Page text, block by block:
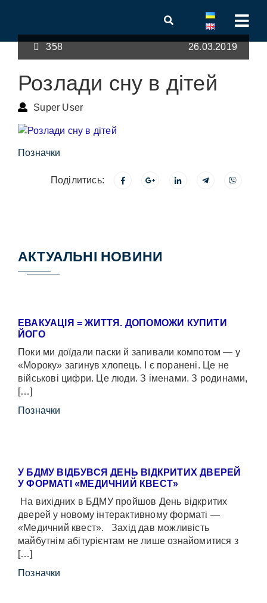
358 26.03.2019
Розлади сну в дітей
Super User
Позначки
Поділитись:
АКТУАЛЬНІ НОВИНИ
ЕВАКУАЦІЯ = ЖИТТЯ. ДОПОМОЖИ КУПИТИ
ЙОГО
Поки ми доїдали паски й запивали компотом — у
«Мороку» загинув хлопець. І є поранені. Це не
військові цифри. Це люди. З іменами. З родинами,
[…]
Позначки
У БДМУ ВІДБУВСЯ ДЕНЬ ВІДКРИТИХ ДВЕРЕЙ
У ФОРМАТІ «МЕДИЧНИЙ КВЕСТ»
На вихідних в БДМУ пройшов День відкритих
дверей у новому інтерактивному форматі —
«Медичний квест». Захід дав можливість
майбутнім абітурієнтам не лише ознайомитися з
[…]
Позначки